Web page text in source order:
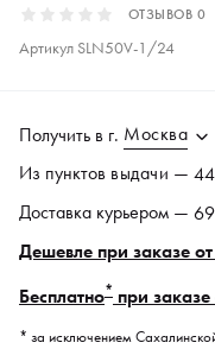
ОТЗЫВОВ 0
Артикул SLN50V-1/24
Получить в г. Москва
Из пунктов выдачи —
Доставка курьером —
Дешевле при заказе
Бесплатно* при
* за исключением